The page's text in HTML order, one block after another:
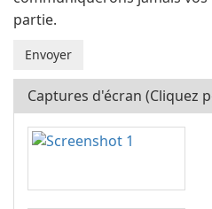
partie.
Captures d'écran (Cliquez